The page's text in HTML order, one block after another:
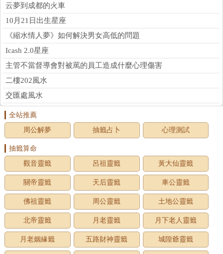
云夢到成都的火車
10月21日出生星座
《縮水情人夢》如何解決男女高低的問題
Icash 2.0星座
主管不當督導會對被罵的員工造成什麼心理傷害
二樓202風水
交匯處風水
全站推薦
周公解夢
抽籤占卜 心理測試
抽籤算命
觀音靈籤
呂祖靈籤 黃大仙靈籤
關帝靈籤 天后靈籤 車公靈籤
佛祖靈籤 周公靈籤 土地公靈籤
北帝靈籤 月老靈籤 月下老人靈籤
月老姻緣籤 五路財神靈籤 城隍爺靈籤